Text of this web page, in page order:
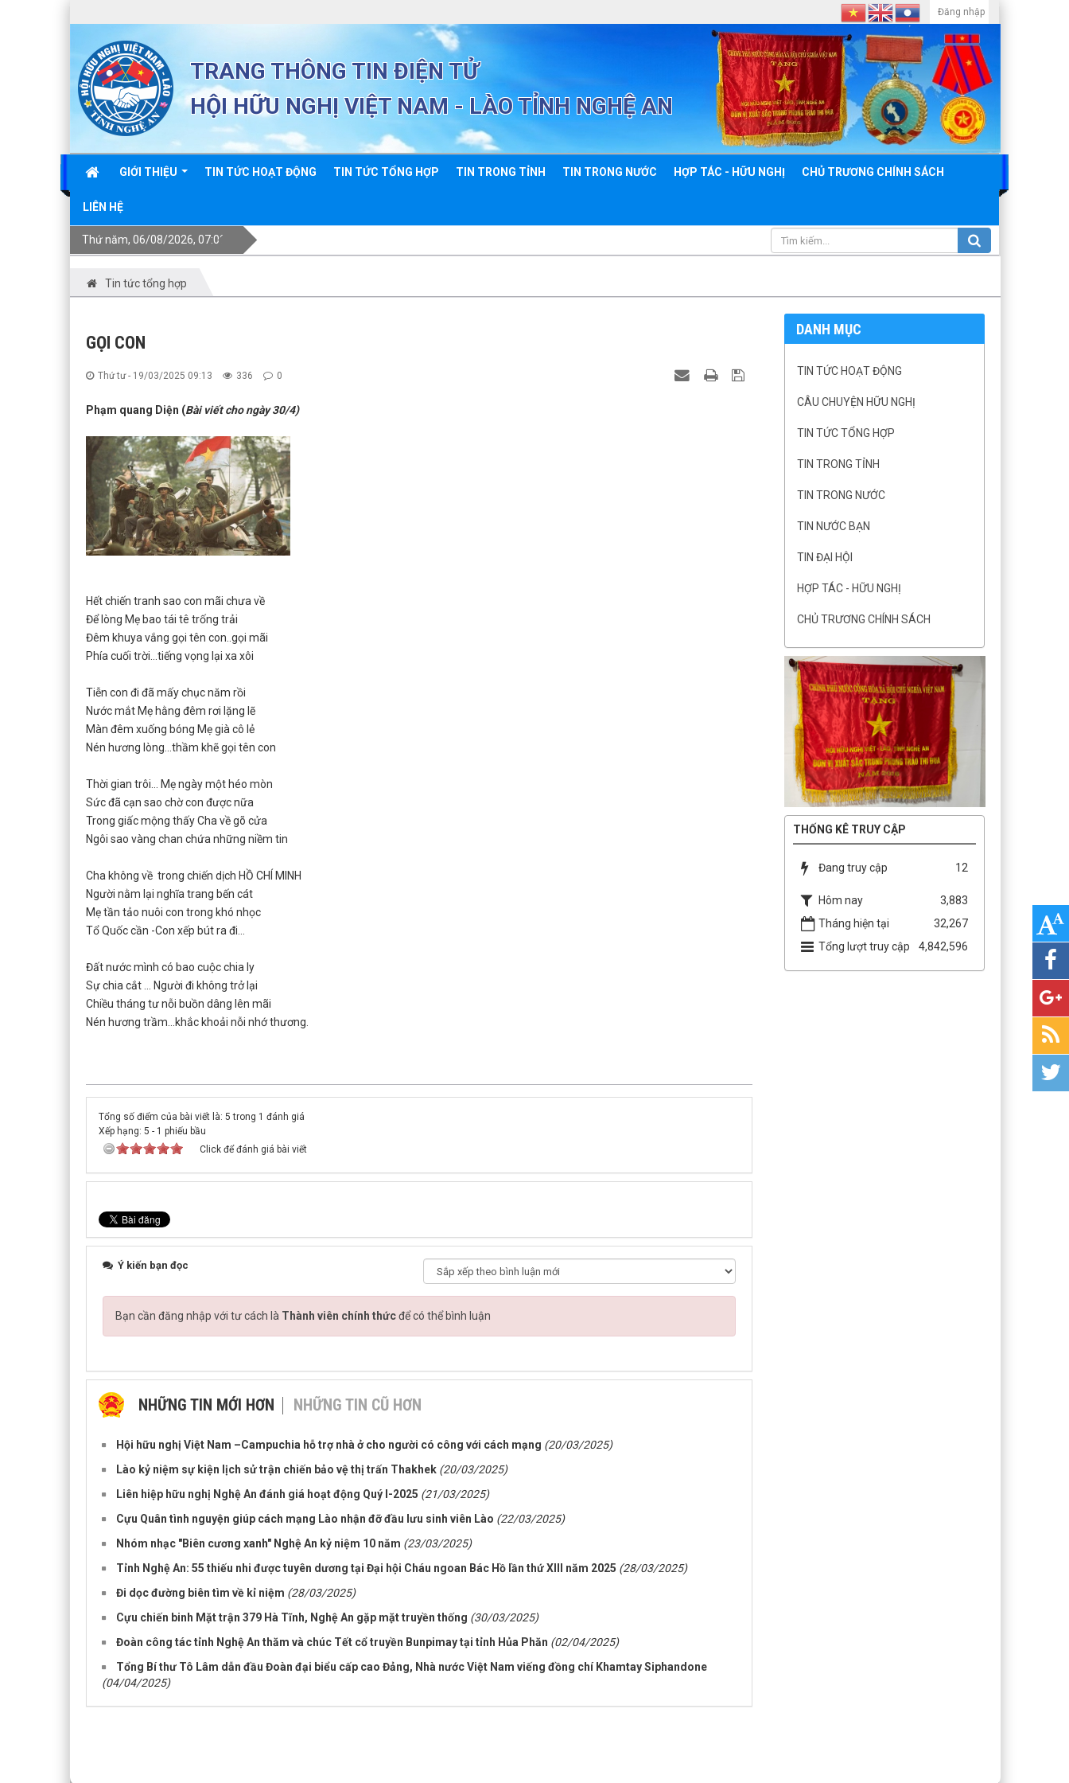
TRANG THÔNG TIN ĐIỆN TỬ
HỘI HỮU NGHỊ VIỆT NAM - LÀO TỈNH NGHỆ AN
GIỚI THIỆU TIN TỨC HOẠT ĐỘNG TIN TỨC TỔNG HỢP TIN TRONG TỈNH TIN TRONG NƯỚC HỢP TÁC - HỮU NGHỊ CHỦ TRƯƠNG CHÍNH SÁCH
LIÊN HỆ
Thứ năm, 06/08/2026, 07:09
Đăng nhập
Tin tức tổng hợp
GỌI CON
Thứ tư - 19/03/2025 09:13 336 0
Phạm quang Diện (Bài viết cho ngày 30/4)
Hết chiến tranh sao con mãi chưa về
Để lòng Mẹ bao tái tê trống trải
Đêm khuya vắng gọi tên con..gọi mãi
Phía cuối trời...tiếng vọng lại xa xôi
Tiễn con đi đã mấy chục năm rồi
Nước mắt Mẹ hằng đêm rơi lặng lẽ
Màn đêm xuống bóng Mẹ già cô lẻ
Nén hương lòng...thầm khẽ gọi tên con
Thời gian trôi... Mẹ ngày một héo mòn
Sức đã cạn sao chờ con được nữa
Trong giấc mộng thấy Cha về gõ cửa
Ngôi sao vàng chan chứa những niềm tin
Cha không về trong chiến dịch HỒ CHÍ MINH
Người nằm lại nghĩa trang bến cát
Mẹ tần tảo nuôi con trong khó nhọc
Tổ Quốc cần -Con xếp bút ra đi...
Đất nước mình có bao cuộc chia ly
Sự chia cắt ... Người đi không trở lại
Chiều tháng tư nỗi buồn dâng lên mãi
Nén hương trầm...khắc khoải nỗi nhớ thương.
Tổng số điểm của bài viết là: 5 trong 1 đánh giá
Xếp hạng: 5 - 1 phiếu bầu
Click để đánh giá bài viết
Ý kiến bạn đọc
Bạn cần đăng nhập với tư cách là Thành viên chính thứcđể có thể bình luận
NHỮNG TIN MỚI HƠN NHỮNG TIN CŨ HƠN
Hội hữu nghị Việt Nam –Campuchia hỗ trợ nhà ở cho người có công với cách mạng (20/03/2025)
Lào kỷ niệm sự kiện lịch sử trận chiến bảo vệ thị trấn Thakhek (20/03/2025)
Liên hiệp hữu nghị Nghệ An đánh giá hoạt động Quý I-2025 (21/03/2025)
Cựu Quân tình nguyện giúp cách mạng Lào nhận đỡ đầu lưu sinh viên Lào (22/03/2025)
Nhóm nhạc "Biên cương xanh" Nghệ An kỷ niệm 10 năm (23/03/2025)
Tỉnh Nghệ An: 55 thiếu nhi được tuyên dương tại Đại hội Cháu ngoan Bác Hồ lần thứ XIII năm 2025 (28/03/2025)
Đi dọc đường biên tìm về kỉ niệm (28/03/2025)
Cựu chiến binh Mặt trận 379 Hà Tĩnh, Nghệ An gặp mặt truyền thống (30/03/2025)
Đoàn công tác tỉnh Nghệ An thăm và chúc Tết cổ truyền Bunpimay tại tỉnh Hủa Phăn (02/04/2025)
Tổng Bí thư Tô Lâm dẫn đầu Đoàn đại biểu cấp cao Đảng, Nhà nước Việt Nam viếng đồng chí Khamtay Siphandone
(04/04/2025)
DANH MỤC
TIN TỨC HOẠT ĐỘNG
CÂU CHUYỆN HỮU NGHỊ
TIN TỨC TỔNG HỢP
TIN TRONG TỈNH
TIN TRONG NƯỚC
TIN NƯỚC BẠN
TIN ĐẠI HỘI
HỢP TÁC - HỮU NGHỊ
CHỦ TRƯƠNG CHÍNH SÁCH
THỐNG KÊ TRUY CẬP
Đang truy cập 12
Hôm nay
3,883
Tháng hiện tại
32,267
Tổng lượt truy cập
4,842,596